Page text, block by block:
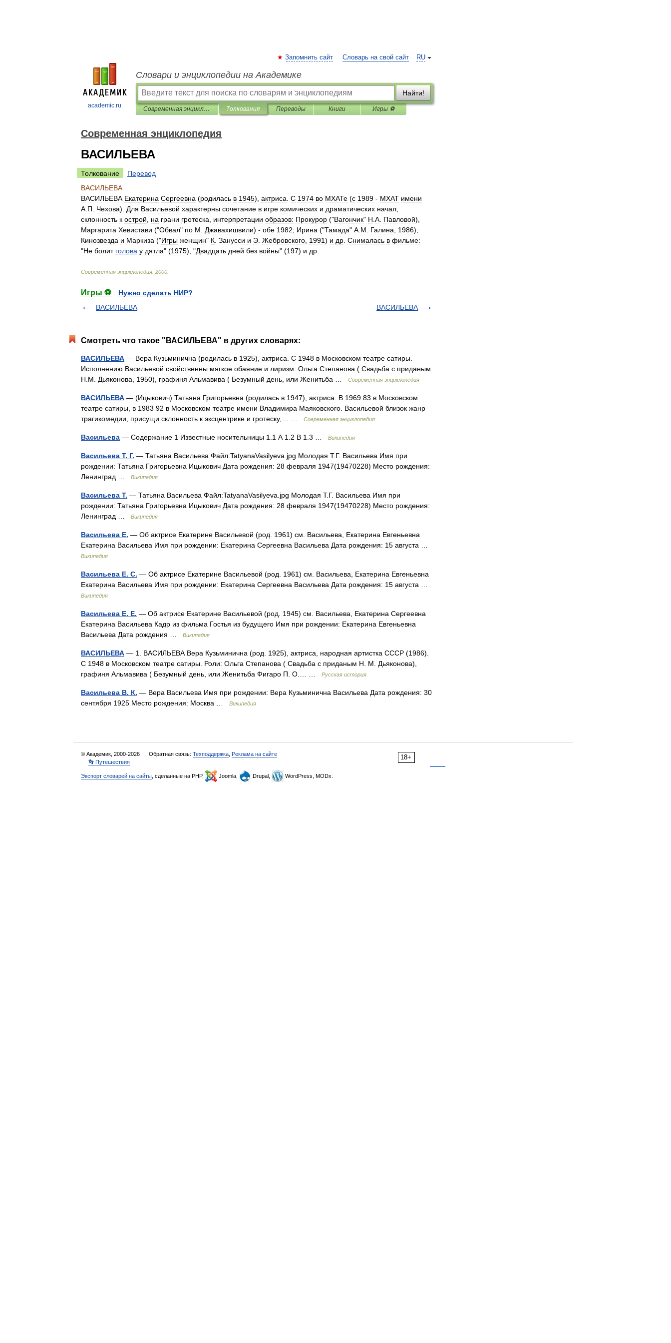
academic.ru
RU
Запомнить сайт Словарь на свой сайт
Словари и энциклопедии на Академике
Найти!
Современная энциклопедия Толкования Переводы Книги Игры ⚽
Современная энциклопедия
ВАСИЛЬЕВА
Толкование
Перевод
ВАСИЛЬЕВА
ВАСИЛЬЕВА Екатерина Сергеевна (родилась в 1945), актриса С 1974 во МХАТе (с 1989 - МХАТ имени
А П Чехова). Для Васильевой характерны сочетание в игре комических и драматических начал
склонность к острой на грани гротеска интерпретации образов: Прокурор ("Вагончик" Н А Павловой),
Маргарита Хевистави ("Обвал" по М Джавахишвили) - обе 1982; Ирина ("Тамада" А М Галина 1986);
Кинозвезда и Маркиза ("Игры женщин" К Занусси и Э Жебровского 1991) и др Снималась в фильме:
"Не болит голова у дятла" (1975), "Двадцать дней без войны" (197) и др
Современная энциклопедия 2000
Игры ⚽
Нужно сделать НИР?
ВАСИЛЬЕВА
ВАСИЛЬЕВА
Смотреть что такое "ВАСИЛЬЕВА" в других словарях:
ВАСИЛЬЕВА — Вера Кузьминична (родилась в 1925), актриса. С 1948 в Московском театре сатиры.
Исполнению Васильевой свойственны мягкое обаяние и лиризм: Ольга Степанова ( Свадьба с приданым
Н.М. Дьяконова, 1950), графиня Альмавива ( Безумный день, или Женитьба …
Современная энциклопедия
ВАСИЛЬЕВА — (Ицыкович) Татьяна Григорьевна (родилась в 1947), актриса. В 1969 83 в Московском
театре сатиры, в 1983 92 в Московском театре имени Владимира Маяковского. Васильевой близок жанр
трагикомедии, присущи склонность к эксцентрике и гротеску,… …
Современная энциклопедия
Васильева — Содержание 1 Известные носительницы 1.1 А 1.2 В 1.3 … Википедия
Васильева Т. Г. — Татьяна Васильева Файл:TatyanaVasilyeva.jpg Молодая Т.Г. Васильева Имя при
рождении: Татьяна Григорьевна Ицыкович Дата рождения: 28 февраля 1947(19470228) Место рождения:
Ленинград …
Википедия
Васильева Т. — Татьяна Васильева Файл:TatyanaVasilyeva.jpg Молодая Т.Г. Васильева Имя при
рождении: Татьяна Григорьевна Ицыкович Дата рождения: 28 февраля 1947(19470228) Место рождения:
Ленинград …
Википедия
Васильева Е. — Об актрисе Екатерине Васильевой (род. 1961) см. Васильева, Екатерина Евгеньевна
Екатерина Васильева Имя при рождении: Екатерина Сергеевна Васильева Дата рождения: 15 августа …
Википедия
Васильева Е. С. — Об актрисе Екатерине Васильевой (род. 1961) см. Васильева, Екатерина Евгеньевна
Екатерина Васильева Имя при рождении: Екатерина Сергеевна Васильева Дата рождения: 15 августа …
Википедия
Васильева Е. Е. — Об актрисе Екатерине Васильевой (род. 1945) см. Васильева, Екатерина Сергеевна
Екатерина Васильева Кадр из фильма Гостья из будущего Имя при рождении: Екатерина Евгеньевна
Васильева Дата рождения …
Википедия
ВАСИЛЬЕВА — 1. ВАСИЛЬЕВА Вера Кузьминична (род. 1925), актриса, народная артистка СССР (1986).
С 1948 в Московском театре сатиры. Роли: Ольга Степанова ( Свадьба с приданым Н. М. Дьяконова),
графиня Альмавива ( Безумный день, или Женитьба Фигаро П. О.… …
Русская история
Васильева В. К. — Вера Васильева Имя при рождении: Вера Кузьминична Васильева Дата рождения: 30
сентября 1925 Место рождения: Москва …
Википедия
18+
© Академик, 2000-2026 Обратная связь: Техподдержка Реклама на сайте
👣 Путешествия
Экспорт словарей на сайты , сделанные на PHP, Joomla, Drupal, WordPress, MODx.